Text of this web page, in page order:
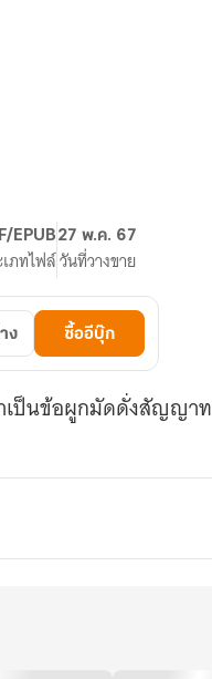
EPUB
ภทไฟล์
27 พ.ค. 67
วันที่วางขาย
ง ซื้ออีบุ๊ก
นข้อผูกมัดดั่งสัญญาท